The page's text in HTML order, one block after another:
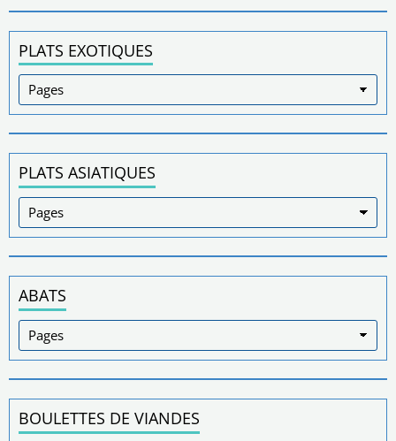
PLATS EXOTIQUES
PLATS ASIATIQUES
ABATS
BOULETTES DE VIANDES